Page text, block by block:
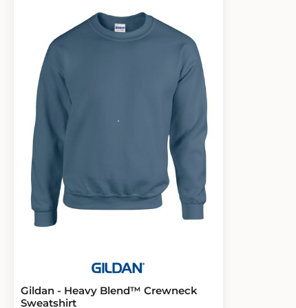
Gildan - Heavy Blend™ Crewneck
Sweatshirt